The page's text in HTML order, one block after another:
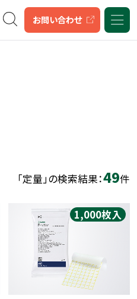
キーワード検索
お問い合わせ
「定量」の検索結果：49件
1,000枚入